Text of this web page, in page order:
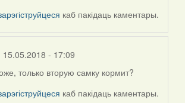
каб пакідаць каментары.
15.05.2018 - 17:09
только вторую самку кормит?
каб пакідаць каментары.